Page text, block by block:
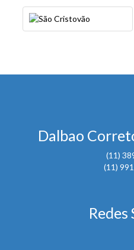
Dalbao
(11)
(11)
Redes